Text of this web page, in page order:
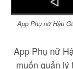
App Phụ nữ Hậu
App Phụ nữ
muốn quản lý